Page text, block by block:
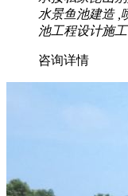
水景鱼池建造 ,
池工程设计施工
咨询详情